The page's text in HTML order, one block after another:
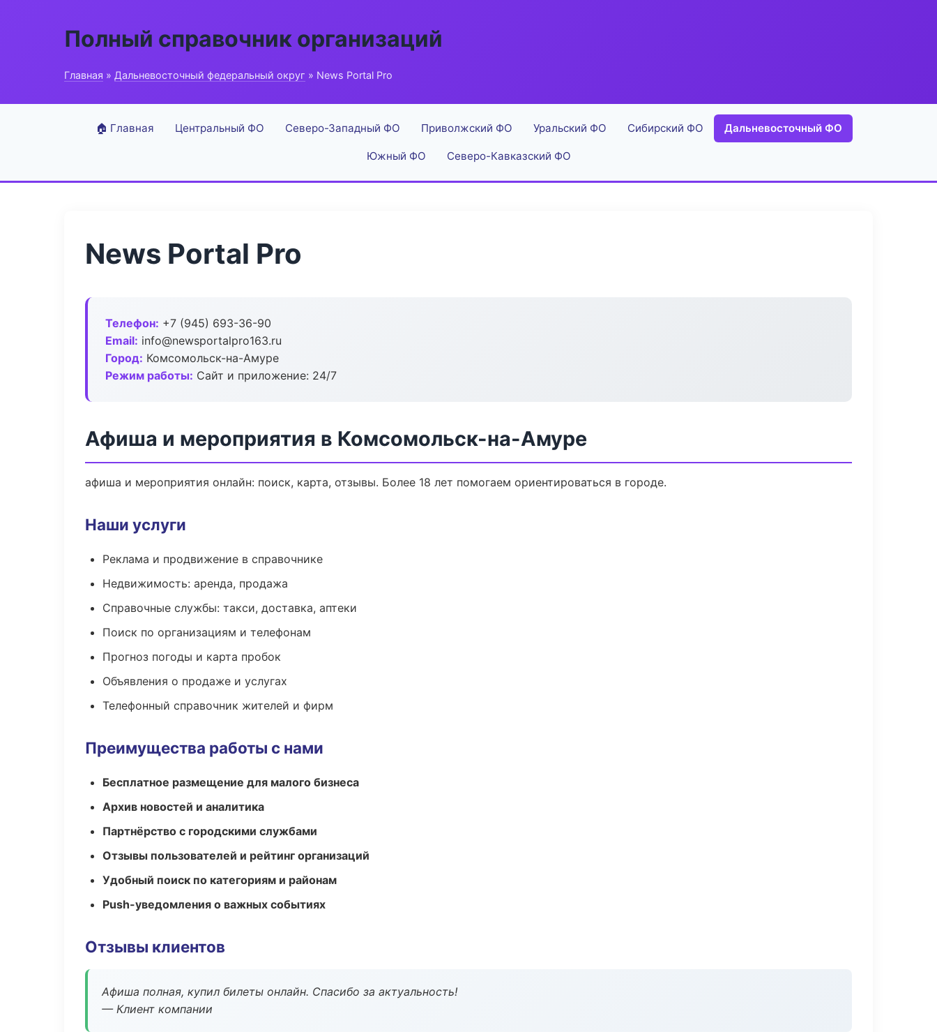
Полный справочник организаций
Главная » Дальневосточный федеральный округ » News Portal Pro
🏠 Главная Центральный ФО Северо-Западный ФО Приволжский ФО Уральский ФО Сибирский ФО Дальневосточный ФО
Южный ФО Северо-Кавказский ФО
News Portal Pro
Телефон: +7 (945) 693-36-90
Email: info@newsportalpro163.ru
Город: Комсомольск-на-Амуре
Режим работы: Сайт и приложение: 24/7
Афиша и мероприятия в Комсомольск-на-Амуре
афиша и мероприятия онлайн: поиск, карта, отзывы. Более 18 лет помогаем ориентироваться в городе.
Наши услуги
Реклама и продвижение в справочнике
Недвижимость: аренда, продажа
Справочные службы: такси, доставка, аптеки
Поиск по организациям и телефонам
Прогноз погоды и карта пробок
Объявления о продаже и услугах
Телефонный справочник жителей и фирм
Преимущества работы с нами
Бесплатное размещение для малого бизнеса
Архив новостей и аналитика
Партнёрство с городскими службами
Отзывы пользователей и рейтинг организаций
Удобный поиск по категориям и районам
Push-уведомления о важных событиях
Отзывы клиентов
Афиша полная, купил билеты онлайн. Спасибо за актуальность!
— Клиент компании